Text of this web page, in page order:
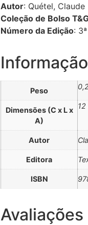
Autor: Quétel, Claude
Coleção de Bolso
Número da Edição:
Peso
Dimensões (C x L x
A)
12
Autor
Editora
ISBN
Avaliações